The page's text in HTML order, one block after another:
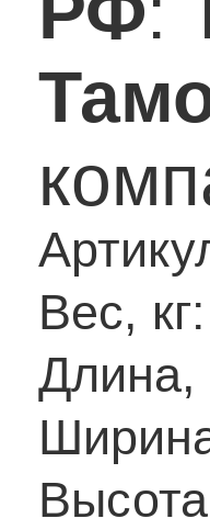
Вес, кг:
Длина,